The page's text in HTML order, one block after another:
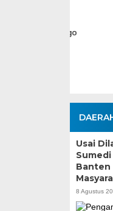
Usai
Sumedi
Banten
8 Agustus